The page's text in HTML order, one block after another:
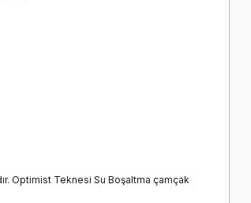
Optimist Teknesi Su Boşaltma çamçak